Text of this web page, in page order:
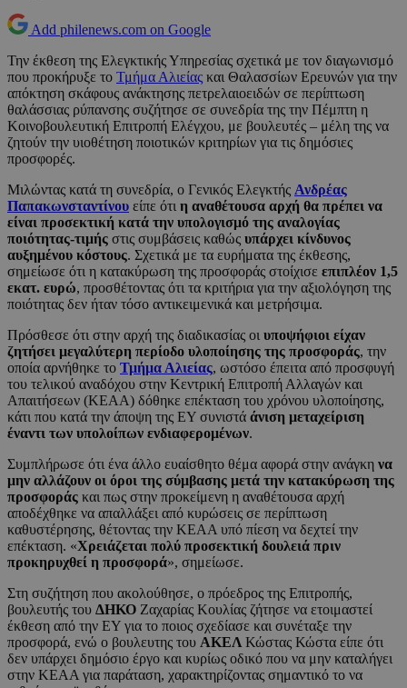
Add philenews.com on Google
Την έκθεση της Ελεγκτικής Υπηρεσίας σχετικά με τον διαγωνισμό
που προκήρυξε το Τμήμα Αλιείας και Θαλασσίων Ερευνών για την
απόκτηση σκάφους ανάκτησης πετρελαιοειδών σε περίπτωση
θαλάσσιας ρύπανσης συζήτησε σε συνεδρία της την Πέμπτη η
Κοινοβουλευτική Επιτροπή Ελέγχου, με βουλευτές – μέλη της να
ζητούν την υιοθέτηση ποιοτικών κριτηρίων για τις δημόσιες
προσφορές.
Μιλώντας κατά τη συνεδρία, ο Γενικός Ελεγκτής Ανδρέας
Παπακωνσταντίνου είπε ότι η αναθέτουσα αρχή θα πρέπει να
είναι προσεκτική κατά την υπολογισμό της αναλογίας
ποιότητας-τιμής στις συμβάσεις καθώς υπάρχει κίνδυνος
αυξημένου κόστους. Σχετικά με τα ευρήματα της έκθεσης,
σημείωσε ότι η κατακύρωση της προσφοράς στοίχισε επιπλέον 1,5
εκατ. ευρώ, προσθέτοντας ότι τα κριτήρια για την αξιολόγηση της
ποιότητας δεν ήταν τόσο αντικειμενικά και μετρήσιμα.
Πρόσθεσε ότι στην αρχή της διαδικασίας οι υποψήφιοι είχαν
ζητήσει μεγαλύτερη περίοδο υλοποίησης της προσφοράς, την
οποία αρνήθηκε το Τμήμα Αλιείας, ωστόσο έπειτα από προσφυγή
του τελικού αναδόχου στην Κεντρική Επιτροπή Αλλαγών και
Απαιτήσεων (ΚΕΑΑ) δόθηκε επέκταση του χρόνου υλοποίησης,
κάτι που κατά την άποψη της ΕΥ συνιστά άνιση μεταχείριση
έναντι των υπολοίπων ενδιαφερομένων.
Συμπλήρωσε ότι ένα άλλο ευαίσθητο θέμα αφορά στην ανάγκη να
μην αλλάζουν οι όροι της σύμβασης μετά την κατακύρωση της
προσφοράς και πως στην προκείμενη η αναθέτουσα αρχή
αποδέχθηκε να απαλλάξει από κυρώσεις σε περίπτωση
καθυστέρησης, θέτοντας την ΚΕΑΑ υπό πίεση να δεχτεί την
επέκταση. «Χρειάζεται πολύ προσεκτική δουλειά πριν
προκηρυχθεί η προσφορά», σημείωσε.
Στη συζήτηση που ακολούθησε, ο πρόεδρος της Επιτροπής,
βουλευτής του ΔΗΚΟ Ζαχαρίας Κουλίας ζήτησε να ετοιμαστεί
έκθεση από την ΕΥ για το ποιος σχεδίασε και συνέταξε την
προσφορά, ενώ ο βουλευτης του ΑΚΕΛ Κώστας Κώστα είπε ότι
δεν υπάρχει δημόσιο έργο και κυρίως οδικό που να μην καταλήγει
στην ΚΕΑΑ για παράταση, χαρακτηρίζοντας σημαντικό το να